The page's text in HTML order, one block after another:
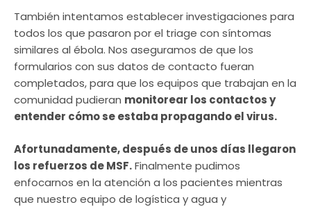
También intentamos establecer investigaciones para
todos los que pasaron por el triage con síntomas
similares al ébola. Nos aseguramos de que los
formularios con sus datos de contacto fueran
completados, para que los equipos que trabajan en la
comunidad pudieran monitorear los contactos y
entender cómo se estaba propagando el virus.
Afortunadamente, después de unos días llegaron
los refuerzos de MSF.Finalmente pudimos
enfocarnos en la atención a los pacientes mientras
que nuestro equipo de logística y agua y